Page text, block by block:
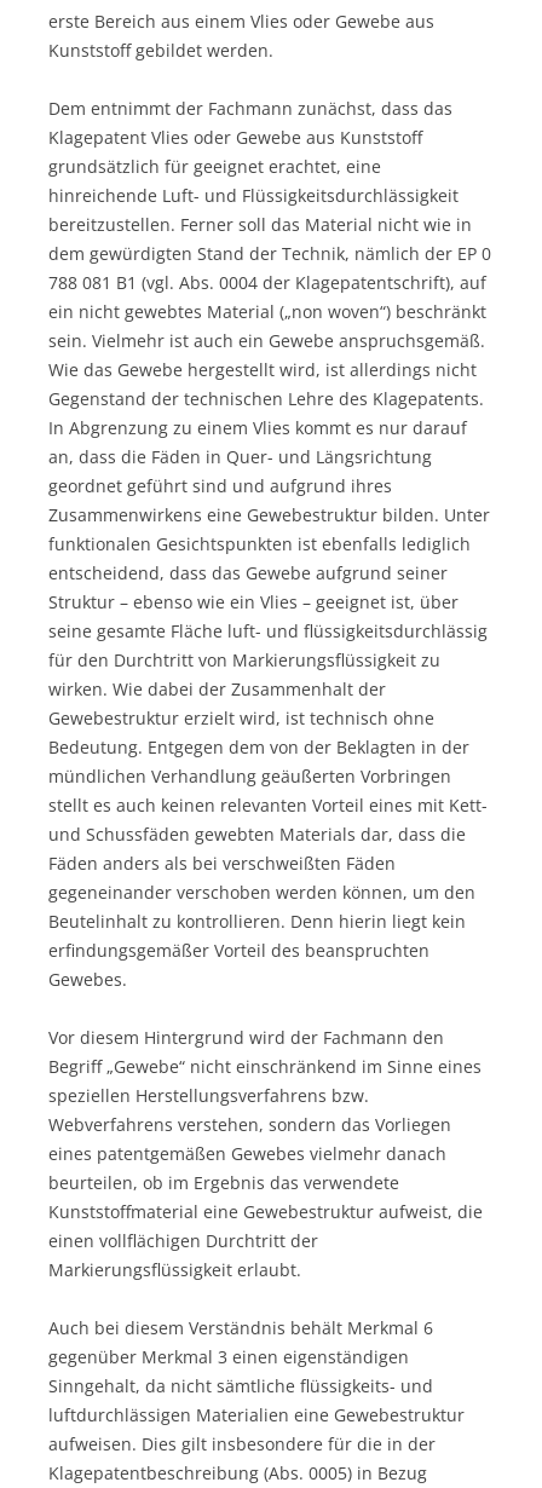
erste Bereich aus einem Vlies oder Gewebe aus
Kunststoff gebildet werden.
Dem entnimmt der Fachmann zunächst, dass das
Klagepatent Vlies oder Gewebe aus Kunststoff
grundsätzlich für geeignet erachtet, eine
hinreichende Luft- und Flüssigkeitsdurchlässigkeit
bereitzustellen. Ferner soll das Material nicht wie in
dem gewürdigten Stand der Technik, nämlich der EP 0
788 081 B1 (vgl. Abs. 0004 der Klagepatentschrift), auf
ein nicht gewebtes Material („non woven“) beschränkt
sein. Vielmehr ist auch ein Gewebe anspruchsgemäß.
Wie das Gewebe hergestellt wird, ist allerdings nicht
Gegenstand der technischen Lehre des Klagepatents.
In Abgrenzung zu einem Vlies kommt es nur darauf
an, dass die Fäden in Quer- und Längsrichtung
geordnet geführt sind und aufgrund ihres
Zusammenwirkens eine Gewebestruktur bilden. Unter
funktionalen Gesichtspunkten ist ebenfalls lediglich
entscheidend, dass das Gewebe aufgrund seiner
Struktur – ebenso wie ein Vlies – geeignet ist, über
seine gesamte Fläche luft- und flüssigkeitsdurchlässig
für den Durchtritt von Markierungsflüssigkeit zu
wirken. Wie dabei der Zusammenhalt der
Gewebestruktur erzielt wird, ist technisch ohne
Bedeutung. Entgegen dem von der Beklagten in der
mündlichen Verhandlung geäußerten Vorbringen
stellt es auch keinen relevanten Vorteil eines mit Kett-
und Schussfäden gewebten Materials dar, dass die
Fäden anders als bei verschweißten Fäden
gegeneinander verschoben werden können, um den
Beutelinhalt zu kontrollieren. Denn hierin liegt kein
erfindungsgemäßer Vorteil des beanspruchten
Gewebes.
Vor diesem Hintergrund wird der Fachmann den
Begriff „Gewebe“ nicht einschränkend im Sinne eines
speziellen Herstellungsverfahrens bzw.
Webverfahrens verstehen, sondern das Vorliegen
eines patentgemäßen Gewebes vielmehr danach
beurteilen, ob im Ergebnis das verwendete
Kunststoffmaterial eine Gewebestruktur aufweist, die
einen vollflächigen Durchtritt der
Markierungsflüssigkeit erlaubt.
Auch bei diesem Verständnis behält Merkmal 6
gegenüber Merkmal 3 einen eigenständigen
Sinngehalt, da nicht sämtliche flüssigkeits- und
luftdurchlässigen Materialien eine Gewebestruktur
aufweisen. Dies gilt insbesondere für die in der
Klagepatentbeschreibung (Abs. 0005) in Bezug